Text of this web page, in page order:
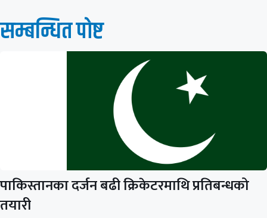
सम्बन्धित पाेष्ट
पाकिस्तानका दर्जन बढी क्रिकेटरमाथि प्रतिबन्धको
तयारी